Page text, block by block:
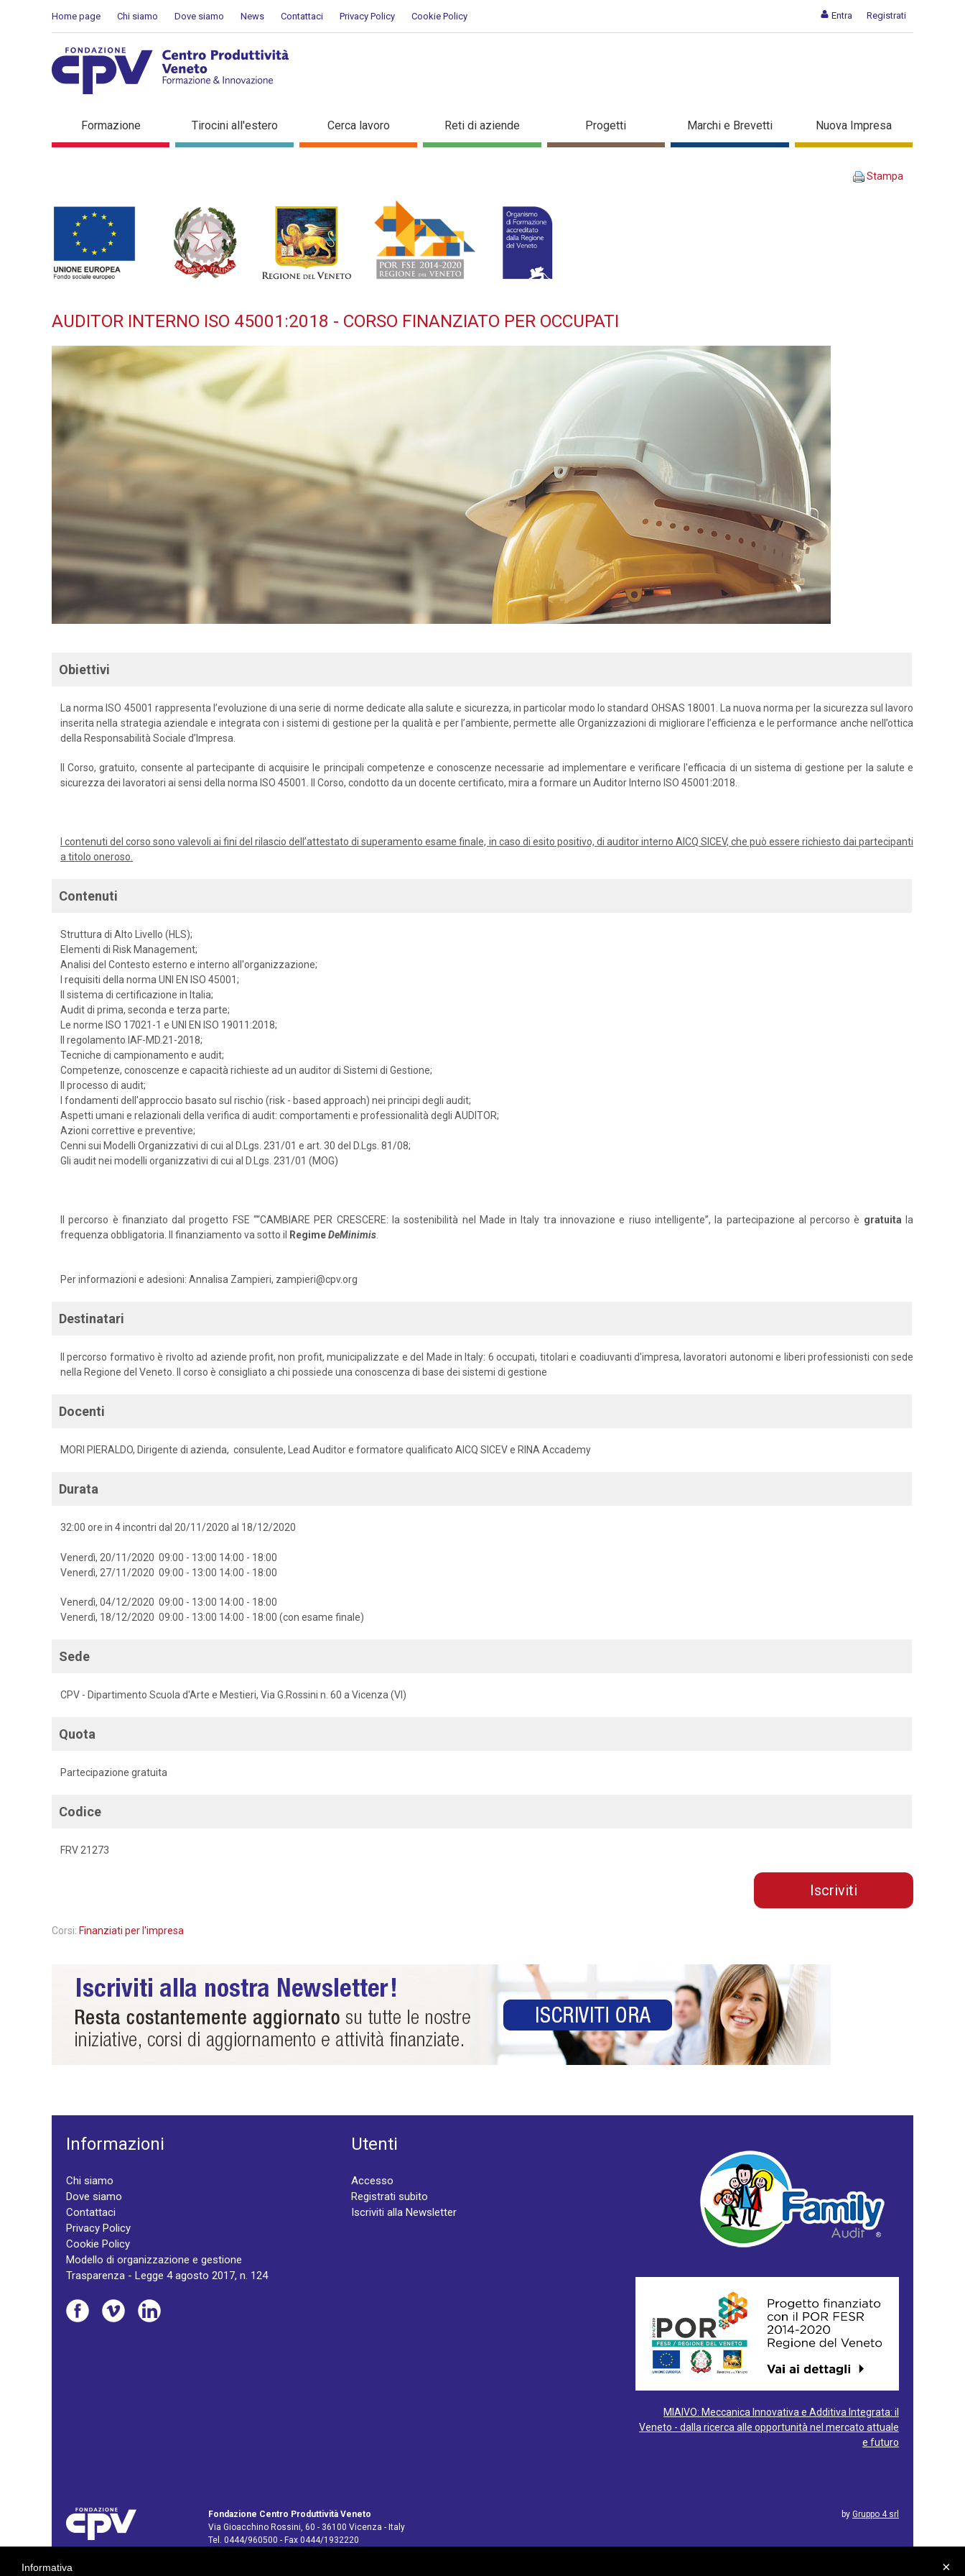
Entra Registrati
Home page Chi siamo Dove siamo News Contattaci Privacy Policy Cookie Policy
AUDITOR INTERNO ISO 45001:2018 - Corso finanziato per occupati - Dettaglio corso di
Formazione Tirocini all'estero Cerca lavoro Reti di aziende Progetti Marchi e Brevetti Nuova Impresa
Stampa
AUDITOR INTERNO ISO 45001:2018 - CORSO FINANZIATO PER OCCUPATI
Obiettivi
La norma ISO 45001 rappresenta l’evoluzione di una serie di norme dedicate alla salute e sicurezza, in particolar modo lo standard OHSAS 18001. La nuova norma per la sicurezza sul lavoro
inserita nella strategia aziendale e integrata con i sistemi di gestione per la qualità e per l’ambiente, permette alle Organizzazioni di migliorare l’efficienza e le performance anche nell’ottica
della Responsabilità Sociale d’Impresa.
Il Corso, gratuito, consente al partecipante di acquisire le principali competenze e conoscenze necessarie ad implementare e verificare l'efficacia di un sistema di gestione per la salute e
sicurezza dei lavoratori ai sensi della norma ISO 45001. Il Corso, condotto da un docente certificato, mira a formare un Auditor Interno ISO 45001:2018.
I contenuti del corso sono valevoli ai fini del rilascio dell’attestato di superamento esame finale, in caso di esito positivo, di auditor interno AICQ SICEV, che può essere richiesto dai partecipanti
a titolo oneroso.
Contenuti
Struttura di Alto Livello (HLS);
Elementi di Risk Management;
Analisi del Contesto esterno e interno all'organizzazione;
I requisiti della norma UNI EN ISO 45001;
Il sistema di certificazione in Italia;
Audit di prima, seconda e terza parte;
Le norme ISO 17021-1 e UNI EN ISO 19011:2018;
Il regolamento IAF-MD.21-2018;
Tecniche di campionamento e audit;
Competenze, conoscenze e capacità richieste ad un auditor di Sistemi di Gestione;
Il processo di audit;
I fondamenti dell'approccio basato sul rischio (risk - based approach) nei principi degli audit;
Aspetti umani e relazionali della verifica di audit: comportamenti e professionalità degli AUDITOR;
Azioni correttive e preventive;
Cenni sui Modelli Organizzativi di cui al D.Lgs. 231/01 e art. 30 del D.Lgs. 81/08;
Gli audit nei modelli organizzativi di cui al D.Lgs. 231/01 (MOG)
Il percorso è finanziato dal progetto FSE ““CAMBIARE PER CRESCERE: la sostenibilità nel Made in Italy tra innovazione e riuso intelligente”, la partecipazione al percorso è gratuita la
frequenza obbligatoria. Il finanziamento va sotto il
RegimeDeMinimis
Per informazioni e adesioni: Annalisa Zampieri, zampieri@cpv.org
Destinatari
Il percorso formativo è rivolto ad aziende profit, non profit, municipalizzate e del Made in Italy: 6 occupati, titolari e coadiuvanti d'impresa, lavoratori autonomi e liberi professionisti con sede
nella Regione del Veneto. Il corso è consigliato a chi possiede una conoscenza di base dei sistemi di gestione
Docenti
MORI PIERALDO, Dirigente di azienda, consulente, Lead Auditor e formatore qualificato AICQ SICEV e RINA Accademy
Durata
32:00 ore in 4 incontri dal 20/11/2020 al 18/12/2020
Venerdì, 20/11/2020 09:00 - 13:00 14:00 - 18:00
Venerdì, 27/11/2020 09:00 - 13:00 14:00 - 18:00
Venerdì, 04/12/2020 09:00 - 13:00 14:00 - 18:00
Venerdì, 18/12/2020 09:00 - 13:00 14:00 - 18:00 (con esame finale)
Sede
CPV - Dipartimento Scuola d'Arte e Mestieri, Via G.Rossini n. 60 a Vicenza (VI)
Quota
Partecipazione gratuita
Codice
FRV 21273
Iscriviti
Corsi: Finanziati per l'impresa
Informazioni
Chi siamo
Dove siamo
Contattaci
Privacy Policy
Cookie Policy
Modello di organizzazione e gestione
Trasparenza - Legge 4 agosto 2017, n. 124
Utenti
Accesso
Registrati subito
Iscriviti alla Newsletter
MIAIVO: Meccanica Innovativa e Additiva Integrata: il
Veneto - dalla ricerca alle opportunità nel mercato attuale
e futuro
Fondazione Centro Produttività Veneto
Via Gioacchino Rossini, 60 - 36100 Vicenza - Italy
Tel. 0444/960500 - Fax 0444/1932220
by Gruppo 4 srl
×
Informativa